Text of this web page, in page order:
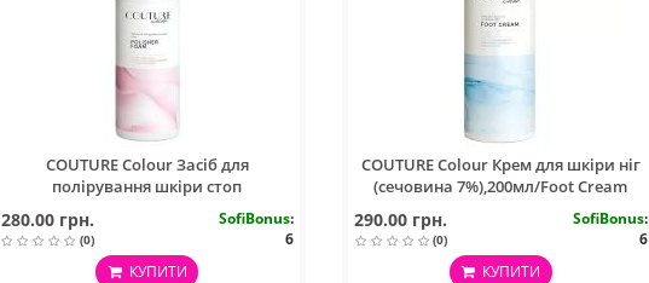
COUTURE Colour Засіб для
полірування шкіри стоп
150мл/Polisher Foam 150ml
280.00 грн.
(0)
SofiBonus:
6
КУПИТИ
COUTURE Colour Крем для шкіри ніг
(сечовина 7%),200мл/Foot Cream
290.00 грн.
(0)
SofiBonus:
6
КУПИТИ